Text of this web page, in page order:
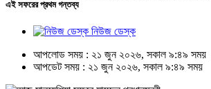
এই সফরের প্রথম গন্তব্য
নিউজ ডেস্ক
আপলোড সময় : ২১ জুন ২০২৬, সকাল ৯:৪৯ সময়
আপডেট সময় : ২১ জুন ২০২৬, সকাল ৯:৪৯ সময়